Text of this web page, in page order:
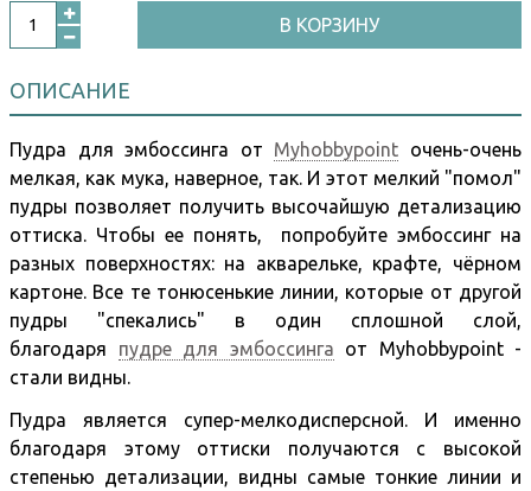
В КОРЗИНУ
ОПИСАНИЕ
Пудра для эмбоссинга от Myhobbypoint очень-очень
мелкая, как мука, наверное, так. И этот мелкий "помол"
пудры позволяет получить высочайшую детализацию
оттиска. Чтобы ее понять, попробуйте эмбоссинг на
разных поверхностях: на акварельке, крафте, чёрном
картоне. Все те тонюсенькие линии, которые от другой
пудры "спекались" в один сплошной слой,
благодаря пудре для эмбоссинга от Myhobbypoint -
стали видны.
Пудра является супер-мелкодисперсной. И именно
благодаря этому оттиски получаются с высокой
степенью детализации, видны самые тонкие линии и